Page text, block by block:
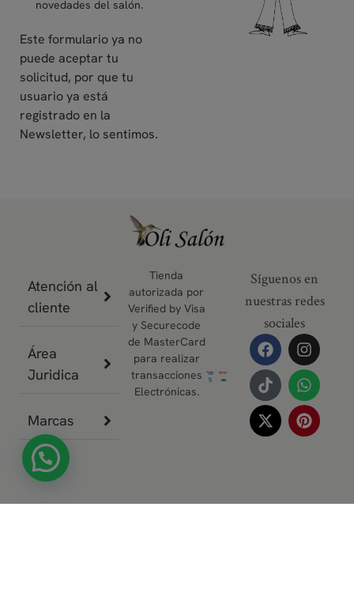
novedades del salón.
Este formulario ya no
puede aceptar tu
solicitud, por que tu
usuario ya está
registrado en la
Newsletter, lo sentimos.
Atención al
cliente
Área
Juridica
Marcas
Tienda
autorizada por
Verified by Visa
y Securecode
de MasterCard
para realizar
transacciones
Electrónicas.
Síguenos en
nuestras redes
sociales